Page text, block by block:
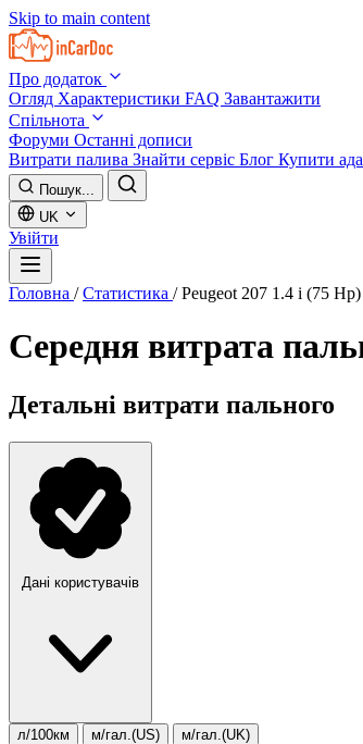
Skip to main content
Про додаток
Огляд Характеристики FAQ Завантажити
Спільнота
Форуми Останні дописи
Витрати палива Знайти сервіс Блог Купити
Пошук...
UK
Увійти
Головна / Статистика / Peugeot 207 1.4 i (75
Середня витрата
Детальні витрати пального
Дані користувачів
л/100км м/гал.(US) м/гал.(UK)